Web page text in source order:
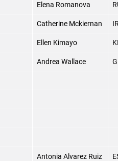
Elena Romanova
Catherine Mckiernan
Ellen Kimayo
Andrea Wallace
Antonia Alvarez Ruiz